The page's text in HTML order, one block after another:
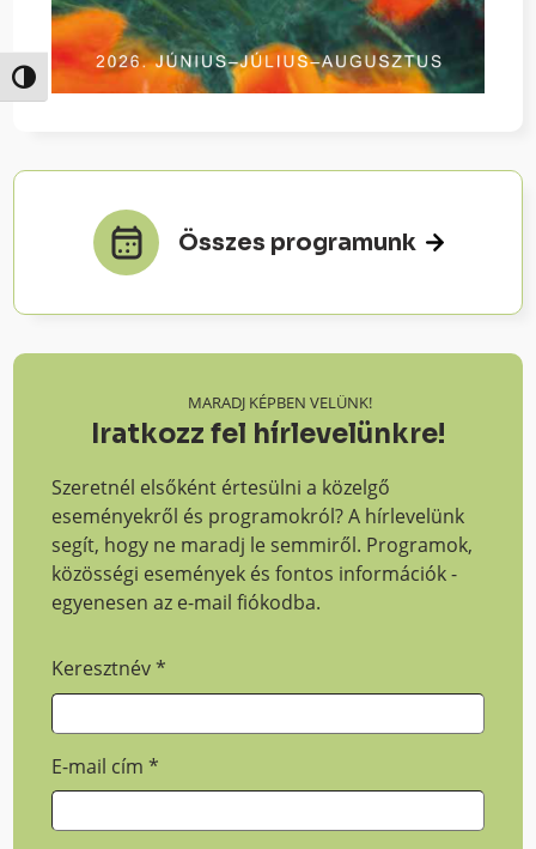
Nagy kontraszt váltása
Összes programunk
MARADJ KÉPBEN VELÜNK!
Iratkozz fel hírlevelünkre!
Szeretnél elsőként értesülni a közelgő
eseményekről és programokról? A hírlevelünk
segít, hogy ne maradj le semmiről. Programok,
közösségi események és fontos információk -
egyenesen az e-mail fiókodba.
Keresztnév*
E-mail cím*